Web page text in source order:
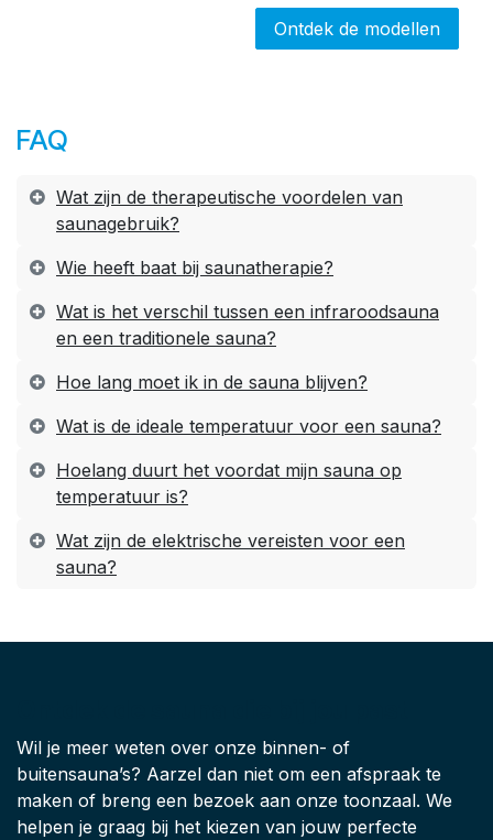
Ontdek de modellen
FAQ
Wat zijn de therapeutische voordelen van
saunagebruik?
Wie heeft baat bij saunatherapie?
Wat is het verschil tussen een infraroodsauna
en een traditionele sauna?
Hoe lang moet ik in de sauna blijven?
Wat is de ideale temperatuur voor een sauna?
Hoelang duurt het voordat mijn sauna op
temperatuur is?
Wat zijn de elektrische vereisten voor een
sauna?
Wil je meer weten over onze binnen- of
buitensauna’s? Aarzel dan niet om een afspraak te
maken of breng een bezoek aan onze toonzaal. We
helpen je graag bij het kiezen van jouw perfecte